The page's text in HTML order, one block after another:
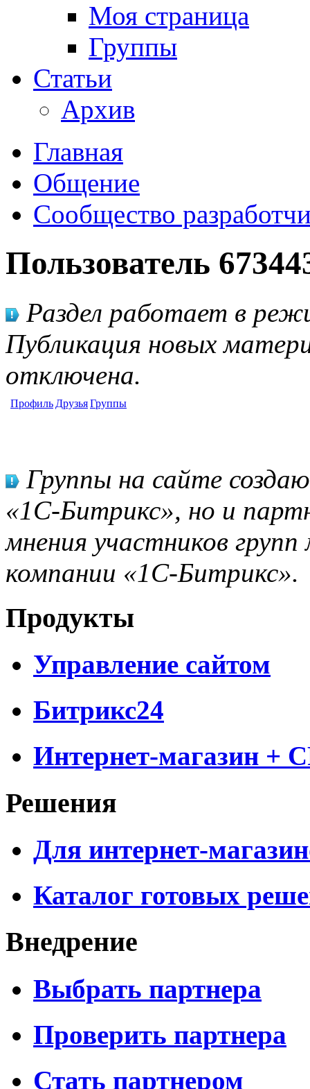
Моя страница
Группы
Статьи
Архив
Главная
Общение
Сообщество
Пользователь
Раздел работает в
Публикация новых
отключена.
Профиль ДрузьяГруппы
Группы на сайте
«1С-Битрикс», но и
мнения участников
компании «1С-Битрикс».
Продукты
Управление сайтом
Битрикс24
Интернет-магазин +
Решения
Для интернет-
Каталог готовых
Внедрение
Выбрать партнера
Проверить партнера
Стать партнером